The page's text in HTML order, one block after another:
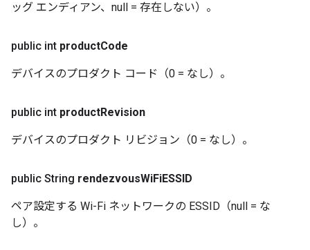
ッグ エンディアン、null = 存在しない）。
public int productCode
デバイスのプロダクト コード（0 = なし）。
public int productRevision
デバイスのプロダクト リビジョン（0 = なし）。
public String rendezvousWiFiESSID
ペア設定する Wi-Fi ネットワークの ESSID（null = な
し）。